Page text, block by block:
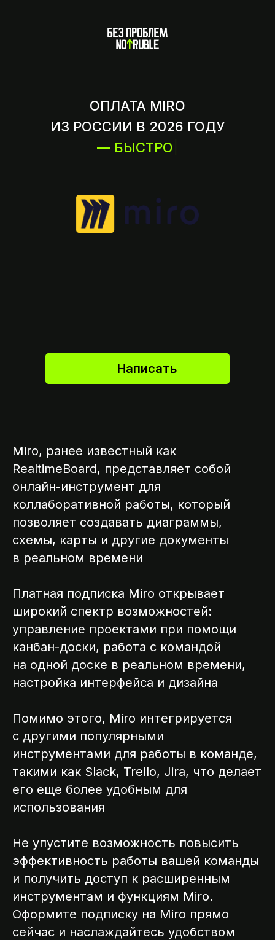
ОПЛАТА MIRO
ИЗ РОССИИ В 2026 ГОДУ
— БЫСТРО
Написать
Miro, ранее известный как
RealtimeBoard, представляет собой
онлайн-инструмент для
коллаборативной работы, который
позволяет создавать диаграммы,
схемы, карты и другие документы
в реальном времени
Платная подписка Miro открывает
широкий спектр возможностей:
управление проектами при помощи
канбан-доски, работа с командой
на одной доске в реальном времени,
настройка интерфейса и дизайна
Помимо этого, Miro интегрируется
с другими популярными
инструментами для работы в команде,
такими как Slack, Trello, Jira, что делает
его еще более удобным для
использования
Не упустите возможность повысить
эффективность работы вашей команды
и получить доступ к расширенным
инструментам и функциям Miro.
Оформите подписку на Miro прямо
сейчас и наслаждайтесь удобством